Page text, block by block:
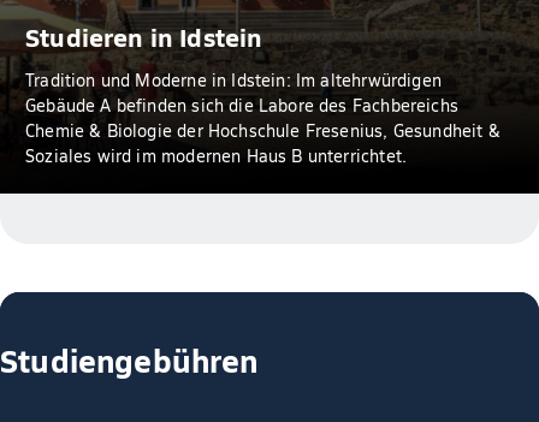
Studieren in Idstein
Tradition und Moderne in Idstein: Im altehrwürdigen
Gebäude A befinden sich die Labore des Fachbereichs
Chemie & Biologie der Hochschule Fresenius, Gesundheit &
Soziales wird im modernen Haus B unterrichtet.
Studiengebühren